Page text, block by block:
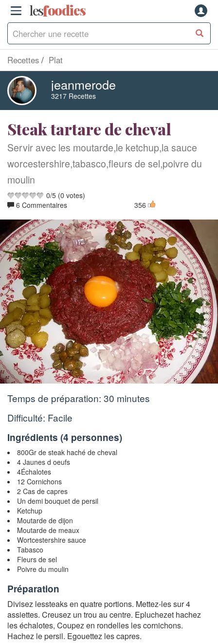
lesfoodies
Recettes Plat
jeanmerode
3217 Recettes
Steak tartare de cheval
Servir avec les moutarde,le ketchup,la sauce
worcestershire,tabasco,fleurs de sel,poivre du
moulin
0/5 (0 votes)
6 Commentaires
356
Temps de préparation: 30 minutes
Difficulté: Facile
Ingrédients (4 personnes)
800Gr de steak haché de cheval
4 Jaunes d oeufs
4Échalotes
12 Cornichons
2 Cas de capres
Un demi bouquet de persil
Ketchup
Moutarde de dijon
Moutarde de meaux
Wortcestershire sauce
Tabasco
Fleurs de sel
Poivre du moulin
Préparation
Divisez lessteaks en quatre portions. Mettez-les sur 4
assiettes. Creusez un trou au centre. Epluchezet hachez
les échalotes, Coupez en rondelles les cornichons.
Hachez le persil. Egouettez les capres.